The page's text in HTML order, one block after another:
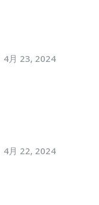
4月 23, 2024
4月 22, 2024